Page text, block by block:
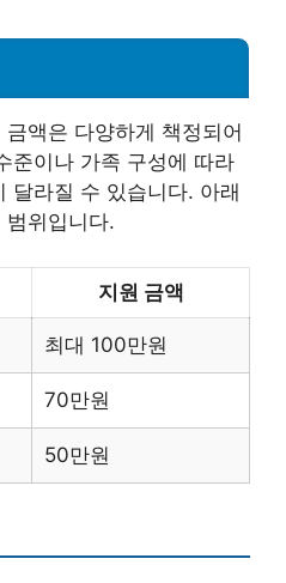
액은 다양하게 책정되어
준이나 가족 구성에 따라
달라질 수 있습니다. 아래
범위입니다.
지원 금액
최대 100만원
70만원
50만원